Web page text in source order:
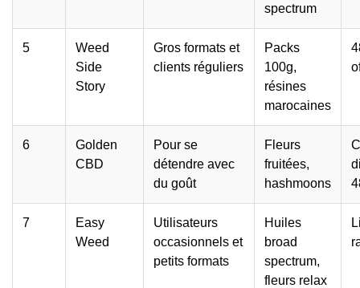
spectrum
5
Weed
Side
Story
Gros formats et
clients réguliers
Packs
100g,
résines
marocaines
6
Golden
CBD
Pour se
détendre avec
du goût
Fleurs
fruitées,
hashmoons
7
Easy
Weed
Utilisateurs
occasionnels et
petits formats
Huiles
broad
spectrum,
fleurs relax